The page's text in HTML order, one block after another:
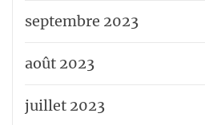
septembre 2023
août 2023
juillet 2023